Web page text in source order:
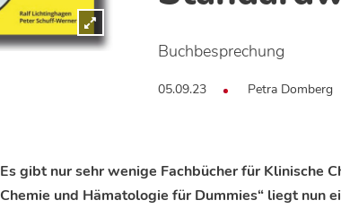
Buchbesprechung
05.09.23 Petra Domberg
Es gibt nur sehr wenige Fachbücher für Klinische
Chemie und Hämatologie für Dummies“ liegt nun